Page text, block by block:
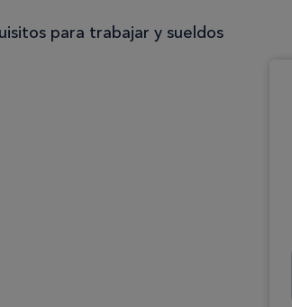
para trabajar y sueldos